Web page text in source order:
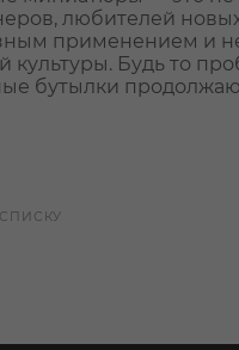
любителей новых
применением и
культуры. Будь то
бутылки